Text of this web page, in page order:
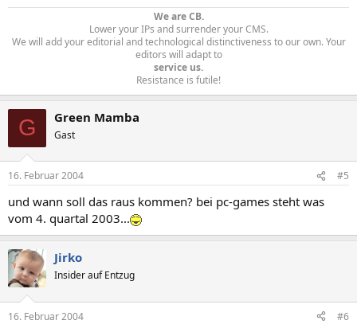
We are CB.
Lower your IPs and surrender your CMS.
We will add your editorial and technological distinctiveness to our own. Your
editors will adapt to
service us.
Resistance is futile!​
G Green Mamba
Gast
16. Februar 2004 #5
und wann soll das raus kommen? bei pc-games steht was
vom 4. quartal 2003...
Jirko
Insider auf Entzug
16. Februar 2004 #6